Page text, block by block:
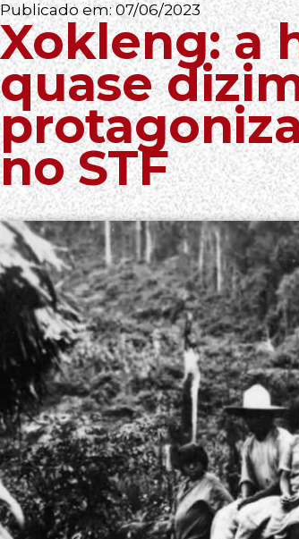
Publicado em:07/06/2023
Xokleng: a
quase
no STF